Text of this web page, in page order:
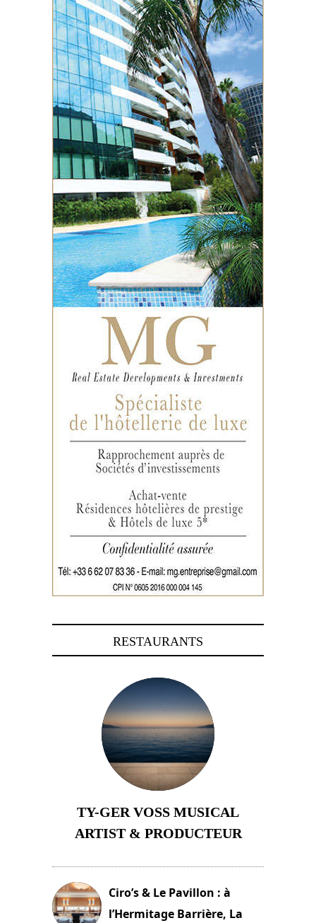
RESTAURANTS
TY-GER VOSS MUSICAL
ARTIST & PRODUCTEUR
Ciro’s & Le Pavillon : à
l’Hermitage Barrière, La